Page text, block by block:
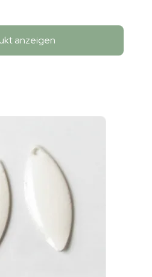
anzeigen